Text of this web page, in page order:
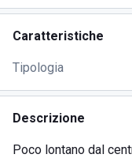
Caratteristiche
Tipologia
Descrizione
Poco lontano dal